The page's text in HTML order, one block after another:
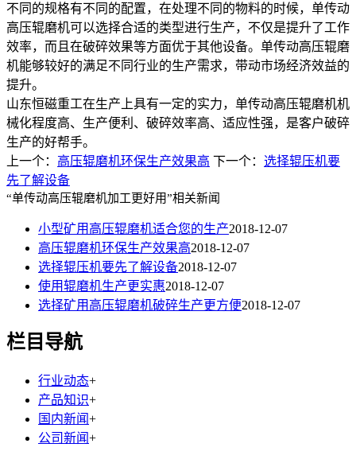
不同的规格有不同的配置，在处理不同的物料的时候，单传动
高压辊磨机可以选择合适的类型进行生产，不仅是提升了工作
效率，而且在破碎效果等方面优于其他设备。单传动高压辊磨
机能够较好的满足不同行业的生产需求，带动市场经济效益的
提升。
山东恒磁重工在生产上具有一定的实力，单传动高压辊磨机机
械化程度高、生产便利、破碎效率高、适应性强，是客户破碎
生产的好帮手。
上一个： 高压辊磨机环保生产效果高 下一个： 选择辊压机要
先了解设备
“单传动高压辊磨机加工更好用”相关新闻
小型矿用高压辊磨机适合您的生产2018-12-07
高压辊磨机环保生产效果高2018-12-07
选择辊压机要先了解设备2018-12-07
使用辊磨机生产更实惠2018-12-07
选择矿用高压辊磨机破碎生产更方便2018-12-07
栏目导航
行业动态+
产品知识+
国内新闻+
公司新闻+